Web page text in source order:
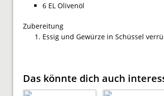
6 EL Olivenöl
Zubereitung
Essig und Gewürze in Schüssel
Das könnte dich auch